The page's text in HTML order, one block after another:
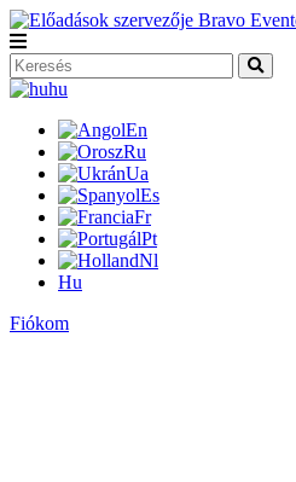
hu
En
Ru
Ua
Es
Fr
Pt
Nl
Hu
Fiókom